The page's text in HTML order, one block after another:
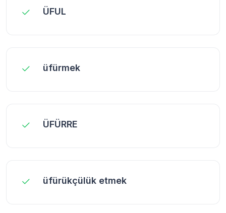
ÜFUL
üfürmek
ÜFÜRRE
üfürükçülük etmek